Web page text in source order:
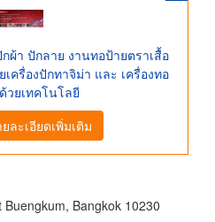
ผ้า ปักลาย งานทอป้ายตราเสื้อ
ครื่องปักทาจิม่า และ เครื่องทอ
วยเทคโนโลยี
ละเอียดเพิ่มเติม
Bangkok 10230